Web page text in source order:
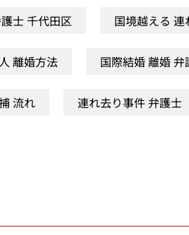
士 千代田区 国境越える
離婚方法 国際結婚 離婚 弁
流れ 連れ去り事件 弁護士